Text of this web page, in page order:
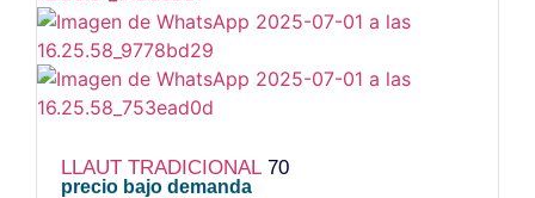
LLAUT TRADICIONAL 70
precio bajo demanda